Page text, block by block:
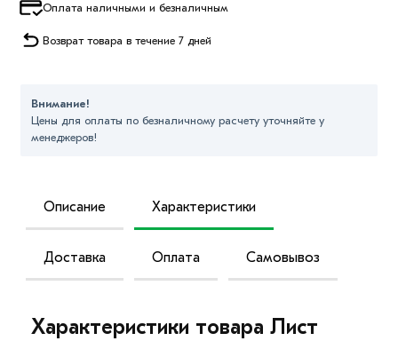
Оплата наличными и безналичным
Возврат товара в течение 7 дней
Внимание!
Цены для оплаты по безналичному расчету уточняйте у
менеджеров!
Описание Характеристики
Доставка Оплата Самовывоз
Характеристики товара Лист